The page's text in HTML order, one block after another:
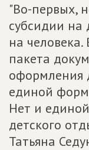
"Во-первых,
субсидии на
на
пакета
оформления
единой
Нет и
детского
Татьяна